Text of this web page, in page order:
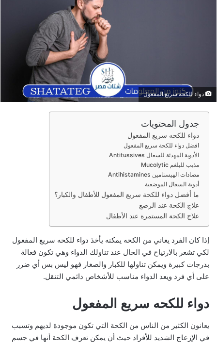
ر
ي
ا
دواء للكحه سريع المفعول
جدول المحتويات
دواء للكحه سريع المفعول
افضل دواء للكحة سريع المفعول
الأدوية المهدئة للسعال Antitussives
مذيب للبلغم Mucolytic
مضادات الهيستامين Antihistamines
أدوية السعال الموضعية
ما أفضل دواء للكحة سريع المفعول للأطفال والكبار؟
علاج الكحة عند الرضع
علاج الكحة المستمرة عند الأطفال
إذا كان الفرد يعاني من الكحه يمكنه يأخذ دواء للكحه سريع المفعول
لكي تشعر بالارتياح في الحال عند تناولك الدواء وهي تكون فعالة
بدرجات كبيرة ويمكن تناولها للكبار والصغار فهو ليس بس أي ضرر
على أي فرد ويعد الدواء مناسب للأشخاص دائمي التنقل.
دواء للكحه سريع المفعول
يعانون الكثير من الناس من الكحة التي تكون موجودة لديهم وتسبب
في الإزعاج الشديد للأفراد حيث أن يمكن تعرف الكحة أنها في جسم